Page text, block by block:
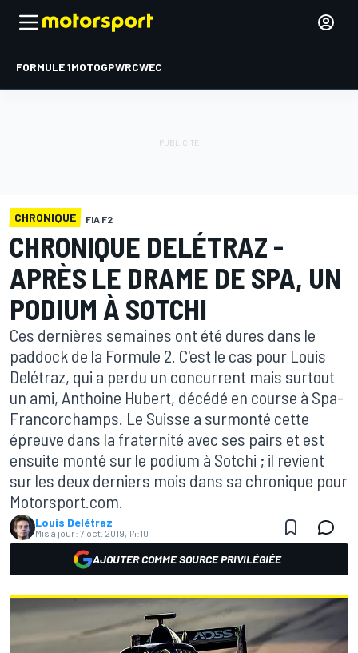
FORMULE 1MOTOGPWRCWEC
CHRONIQUE FIA F2
CHRONIQUE DELÉTRAZ -
APRÈS LE DRAME DE SPA, UN
PODIUM À SOTCHI
Ces dernières semaines ont été dures dans le
paddock de la Formule 2. C'est le cas pour Louis
Delétraz, qui a perdu un concurrent mais surtout
un ami, Anthoine Hubert, décédé en course à Spa-
Francorchamps. Le Suisse a surmonté cette
épreuve dans la fraternité avec ses pairs et est
ensuite monté sur le podium à Sotchi ; il revient
sur les deux derniers mois dans sa chronique pour
Motorsport.com.
Louis Delétraz
Mis à jour: 7 oct. 2019, 14:10
AJOUTER COMME SOURCE PRIVILÉGIÉE